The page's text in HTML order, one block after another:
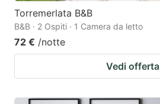
Torremerlata B&B
B&B · 2 Ospiti · 1 Camera da letto
72 € /notte
Vedi offerta